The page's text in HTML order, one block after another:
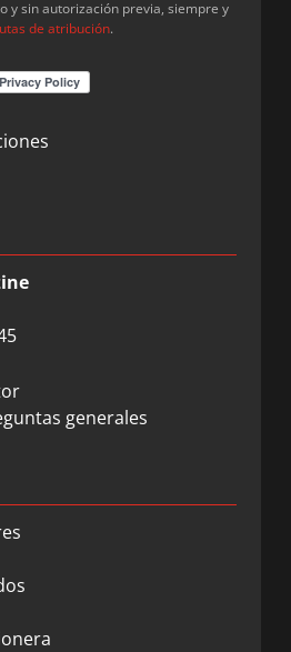
y sin autorización previa, siempre y
de atribución.
generales